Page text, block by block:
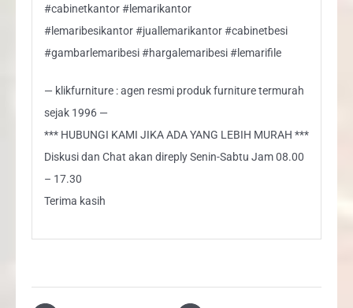
#cabinetkantor #lemarikantor
#lemaribesikantor #juallemarikantor #cabinetbesi
#gambarlemaribesi #hargalemaribesi #lemarifile
— klikfurniture : agen resmi produk furniture termurah
sejak 1996 —
*** HUBUNGI KAMI JIKA ADA YANG LEBIH MURAH ***
Diskusi dan Chat akan direply Senin-Sabtu Jam 08.00
– 17.30
Terima kasih